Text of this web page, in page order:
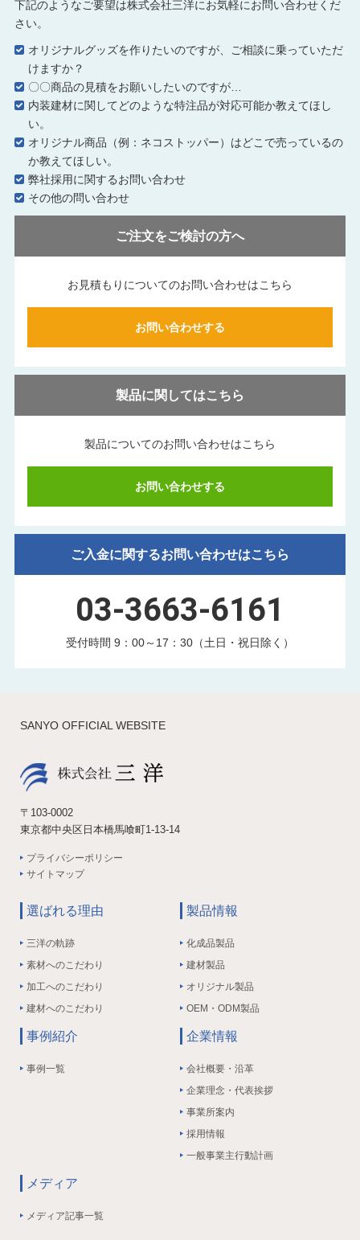
下記のようなご要望は株式会社三洋にお気軽にお問い合わせくだ
さい。
オリジナルグッズを作りたいのですが、ご相談に乗っていただ
けますか？
〇〇商品の見積をお願いしたいのですが…
内装建材に関してどのような特注品が対応可能か教えてほし
い。
オリジナル商品（例：ネコストッパー）はどこで売っているの
か教えてほしい。
弊社採用に関するお問い合わせ
その他の問い合わせ
ご注文をご検討の方へ
お見積もりについてのお問い合わせはこちら
お問い合わせする
製品に関してはこちら
製品についてのお問い合わせはこちら
お問い合わせする
ご入金に関するお問い合わせはこちら
03-3663-6161
受付時間 9：00～17：30（土日・祝日除く）
SANYO OFFICIAL WEBSITE
〒103-0002
東京都中央区日本橋馬喰町1-13-14
プライバシーポリシー
サイトマップ
選ばれる理由
三洋の軌跡
素材へのこだわり
加工へのこだわり
建材へのこだわり
製品情報
化成品製品
建材製品
オリジナル製品
OEM・ODM製品
事例紹介
事例一覧
企業情報
会社概要・沿革
企業理念・代表挨拶
事業所案内
採用情報
一般事業主行動計画
メディア
メディア記事一覧